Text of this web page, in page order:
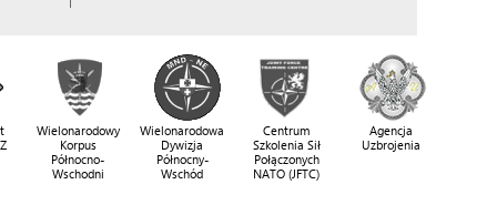
Wielonarodowy
Korpus
Północno-
Wschodni
Wielonarodowa
Dywizja
Północny-
Wschód
Centrum
Szkolenia Sił
Połączonych
NATO (JFTC)
Agencja
Uzbrojenia